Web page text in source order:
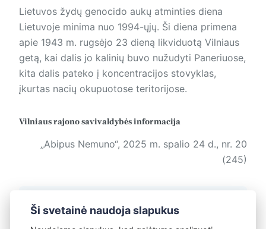
Lietuvos žydų genocido aukų atminties diena
Lietuvoje minima nuo 1994-ųjų. Ši diena primena
apie 1943 m. rugsėjo 23 dieną likviduotą Vilniaus
getą, kai dalis jo kalinių buvo nužudyti Paneriuose,
kita dalis pateko į koncentracijos stovyklas,
įkurtas nacių okupuotose teritorijose.
Vilniaus rajono savivaldybės informacija
„Abipus Nemuno“, 2025 m. spalio 24 d., nr. 20
(245)
Žymos: Abipus Nemuno
Ši svetainė naudoja slapukus